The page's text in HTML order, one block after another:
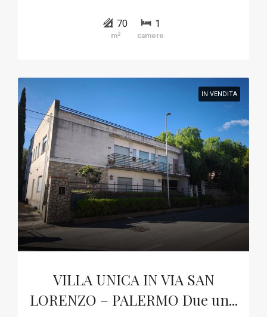
70
m2
1
camere
IN VENDITA
VILLA UNICA IN VIA SAN
LORENZO – PALERMO Due un...